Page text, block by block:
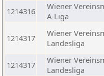
1214316
Wiener
A-Liga
1214317
Wiener
Landesliga
1214317
Wiener
Landesliga